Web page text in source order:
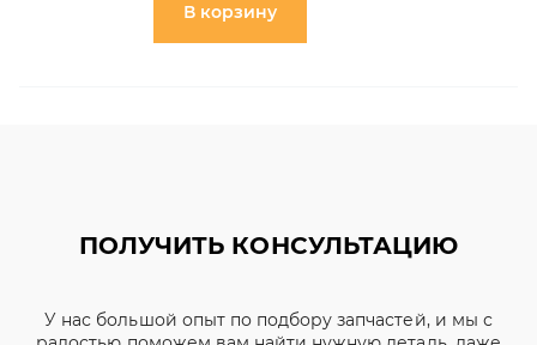
В корзину
ПОЛУЧИТЬ КОНСУЛЬТАЦИЮ
У нас большой опыт по подбору запчастей, и мы с